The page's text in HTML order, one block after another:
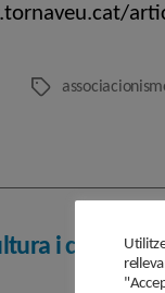
Etiquetes
i contra la